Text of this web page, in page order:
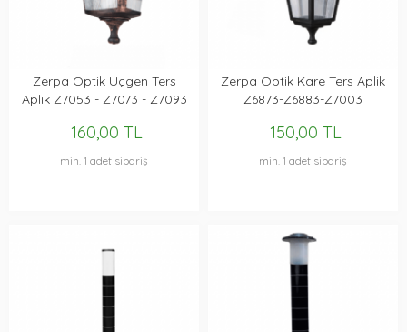
Zerpa Optik Üçgen Ters
Aplik Z7053 - Z7073 - Z7093
160,00 TL
min. 1 adet sipariş
Zerpa Optik Kare Ters Aplik
Z6873-Z6883-Z7003
150,00 TL
min. 1 adet sipariş